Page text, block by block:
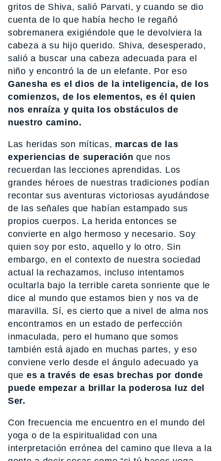
gritos de Shiva, salió Parvati, y cuando se dio
cuenta de lo que había hecho le regañó
sobremanera exigiéndole que le devolviera la
cabeza a su hijo querido. Shiva, desesperado,
salió a buscar una cabeza adecuada para el
niño y encontró la de un elefante. Por eso
Ganesha es el dios de la inteligencia, de los
comienzos, de los elementos, es él quien
nos enraíza y quita los obstáculos de
nuestro camino.
Las heridas son míticas, marcas de las
experiencias de superación que nos
recuerdan las lecciones aprendidas. Los
grandes héroes de nuestras tradiciones podían
recontar sus aventuras victoriosas ayudándose
de las señales que habían estampado sus
propios cuerpos. La herida entonces se
convierte en algo hermoso y necesario. Soy
quien soy por esto, aquello y lo otro. Sin
embargo, en el contexto de nuestra sociedad
actual la rechazamos, incluso intentamos
ocultarla bajo la terrible careta sonriente que le
dice al mundo que estamos bien y nos va de
maravilla. Sí, es cierto que a nivel de alma nos
encontramos en un estado de perfección
inmaculada, pero el humano que somos
también está ajado en muchas partes, y eso
conviene verlo desde el ángulo adecuado ya
que es a través de esas brechas por donde
puede empezar a brillar la poderosa luz del
Ser.
Con frecuencia me encuentro en el mundo del
yoga o de la espiritualidad con una
interpretación errónea del camino que lleva a la